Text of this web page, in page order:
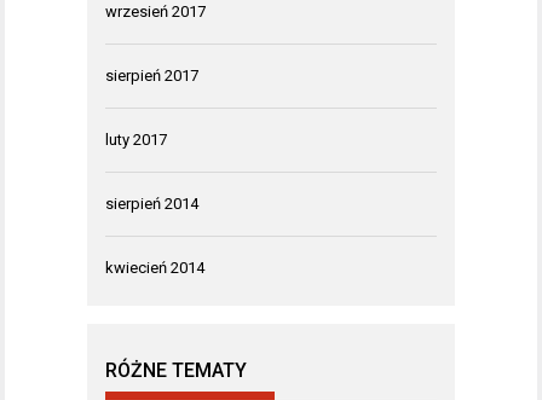
wrzesień 2017
sierpień 2017
luty 2017
sierpień 2014
kwiecień 2014
RÓŻNE TEMATY